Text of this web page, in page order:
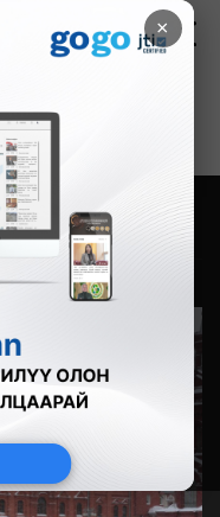
×
Зурган өгүүлэмж